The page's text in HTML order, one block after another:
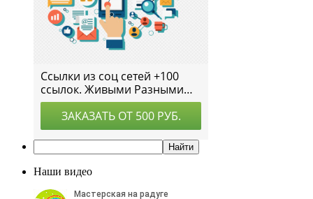
Наши видео